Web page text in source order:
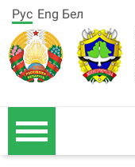
Рус Eng Бел